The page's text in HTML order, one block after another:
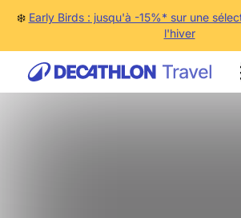
❄️ Early Birds : jusqu'à -15%* sur une
l'hiver